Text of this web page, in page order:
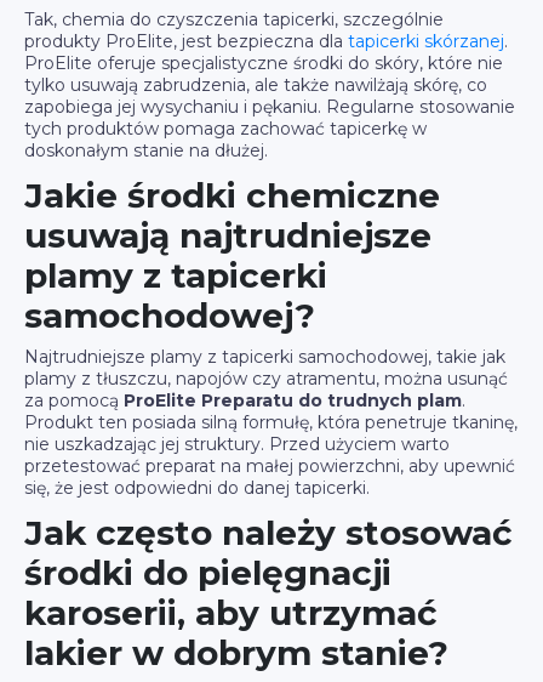
Tak, chemia do czyszczenia tapicerki, szczególnie
produkty ProElite, jest bezpieczna dla tapicerki skórzanej.
ProElite oferuje specjalistyczne środki do skóry, które nie
tylko usuwają zabrudzenia, ale także nawilżają skórę, co
zapobiega jej wysychaniu i pękaniu. Regularne stosowanie
tych produktów pomaga zachować tapicerkę w
doskonałym stanie na dłużej.
Jakie środki chemiczne
usuwają najtrudniejsze
plamy z tapicerki
samochodowej?
Najtrudniejsze plamy z tapicerki samochodowej, takie jak
plamy z tłuszczu, napojów czy atramentu, można usunąć
za pomocą ProElite Preparatu do trudnych plam.
Produkt ten posiada silną formułę, która penetruje tkaninę,
nie uszkadzając jej struktury. Przed użyciem warto
przetestować preparat na małej powierzchni, aby upewnić
się, że jest odpowiedni do danej tapicerki.
Jak często należy stosować
środki do pielęgnacji
karoserii, aby utrzymać
lakier w dobrym stanie?